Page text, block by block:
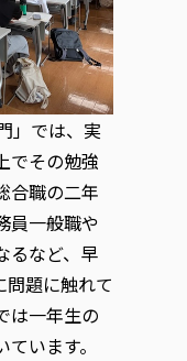
士課程
士課程
士課程
学専攻 修士課程
学専攻 修士課程
可能）
可能）
索サイト（キャリタス
力のお願い
援教育研究年報一覧
バイド解消に向けた産
発
の実践
代塾」
」では、実
でその勉強
合職の二年
員一般職や
るなど、早
問題に触れて
は一年生の
います。